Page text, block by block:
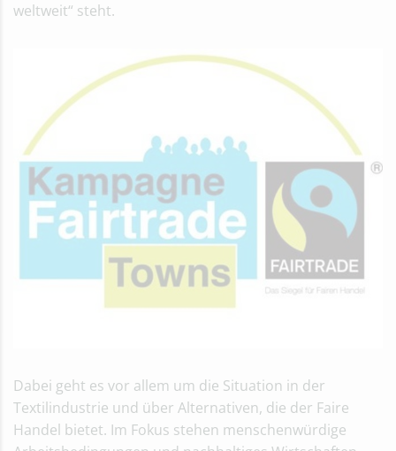
weltweit“ steht.
Dabei geht es vor allem um die Situation in der
Textilindustrie und über Alternativen, die der Faire
Handel bietet. Im Fokus stehen menschenwürdige